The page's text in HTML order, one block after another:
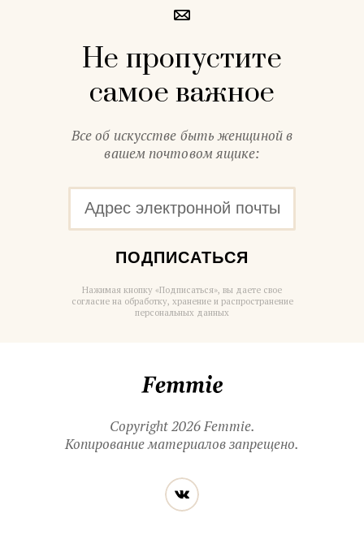
Не пропустите
самое важное
Все об искусстве быть женщиной в
вашем почтовом ящике:
ПОДПИСАТЬСЯ
Нажимая кнопку «Подписаться», вы даете свое
согласие на обработку, хранение и распространение
персональных данных
Copyright 2026 Femmie.
Копирование материалов запрещено.
Читайте
нас
в социальных